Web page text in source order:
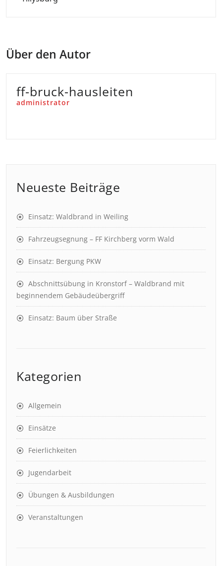
Über den Autor
ff-bruck-hausleiten
administrator
Neueste Beiträge
Einsatz: Waldbrand in Weiling
Fahrzeugsegnung – FF Kirchberg vorm Wald
Einsatz: Bergung PKW
Abschnittsübung in Kronstorf – Waldbrand mit
beginnendem Gebäudeübergriff
Einsatz: Baum über Straße
Kategorien
Allgemein
Einsätze
Feierlichkeiten
Jugendarbeit
Übungen & Ausbildungen
Veranstaltungen